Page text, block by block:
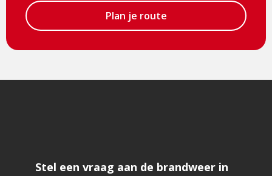
Plan je route
Stel een vraag aan de brandweer in